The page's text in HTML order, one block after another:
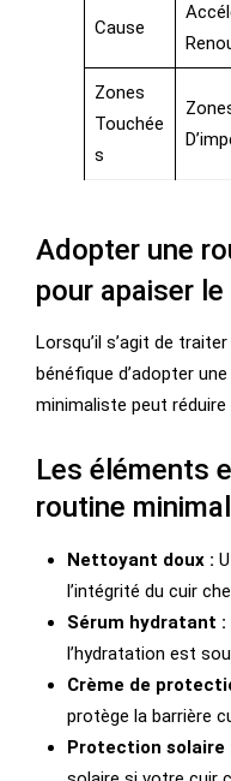
Cause
Zones
Touchée
S
Adopter une
pour apaiser
Lorsqu’il s’agit de
bénéfique d’adopter
minimaliste peut réduire
Les éléments
routine
Nettoyant doux :
l’intégrité du cuir
Sérum hydratant :
l’hydratation est
Crème de
protège la barrière
Protection solaire